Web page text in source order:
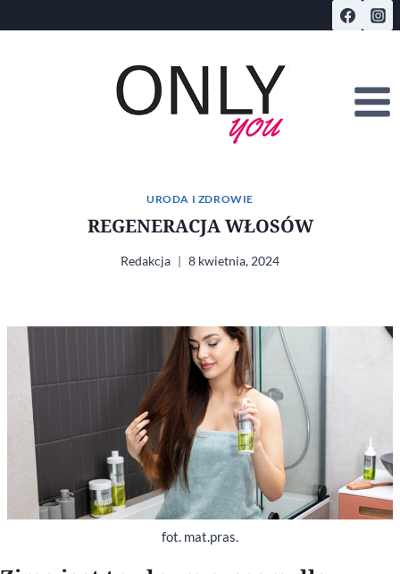
do
URODA I ZDROWIE
REGENERACJA WŁOSÓW
Redakcja 8 kwietnia, 2024
fot. mat.pras.